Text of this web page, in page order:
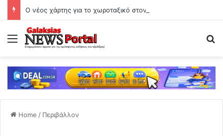
Menu
Home / Περιβάλλον